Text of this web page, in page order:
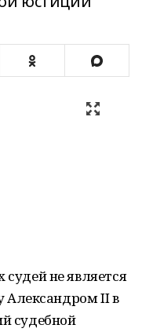
не является
Александром II в
судебной